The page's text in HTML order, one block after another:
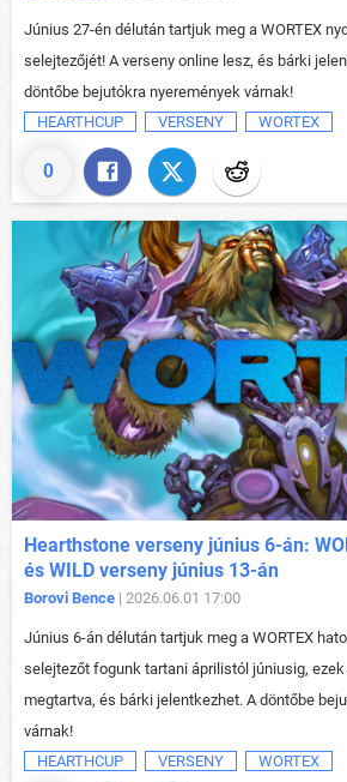
0
Június 27-én délután tartjuk meg a WORTEX
selejtezőjét! A verseny online lesz, és bárki
döntőbe bejutókra nyeremények várnak!
HEARTHCUP
VERSENY WORTEX
Hearthstone verseny június 6-án:
és WILD verseny június 13-án
Borovi Bence | 2026.06.01 17:00
Június 6-án délután tartjuk meg a WORTEX
selejtezőt fogunk tartani áprilistól júniusig,
megtartva, és bárki jelentkezhet. A döntőbe
várnak!
HEARTHCUP
VERSENY WORTEX